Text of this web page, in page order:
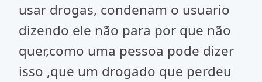
usar drogas, condenam o usuario
dizendo ele não para por que não
quer,como uma pessoa pode dizer
isso ,que um drogado que perdeu